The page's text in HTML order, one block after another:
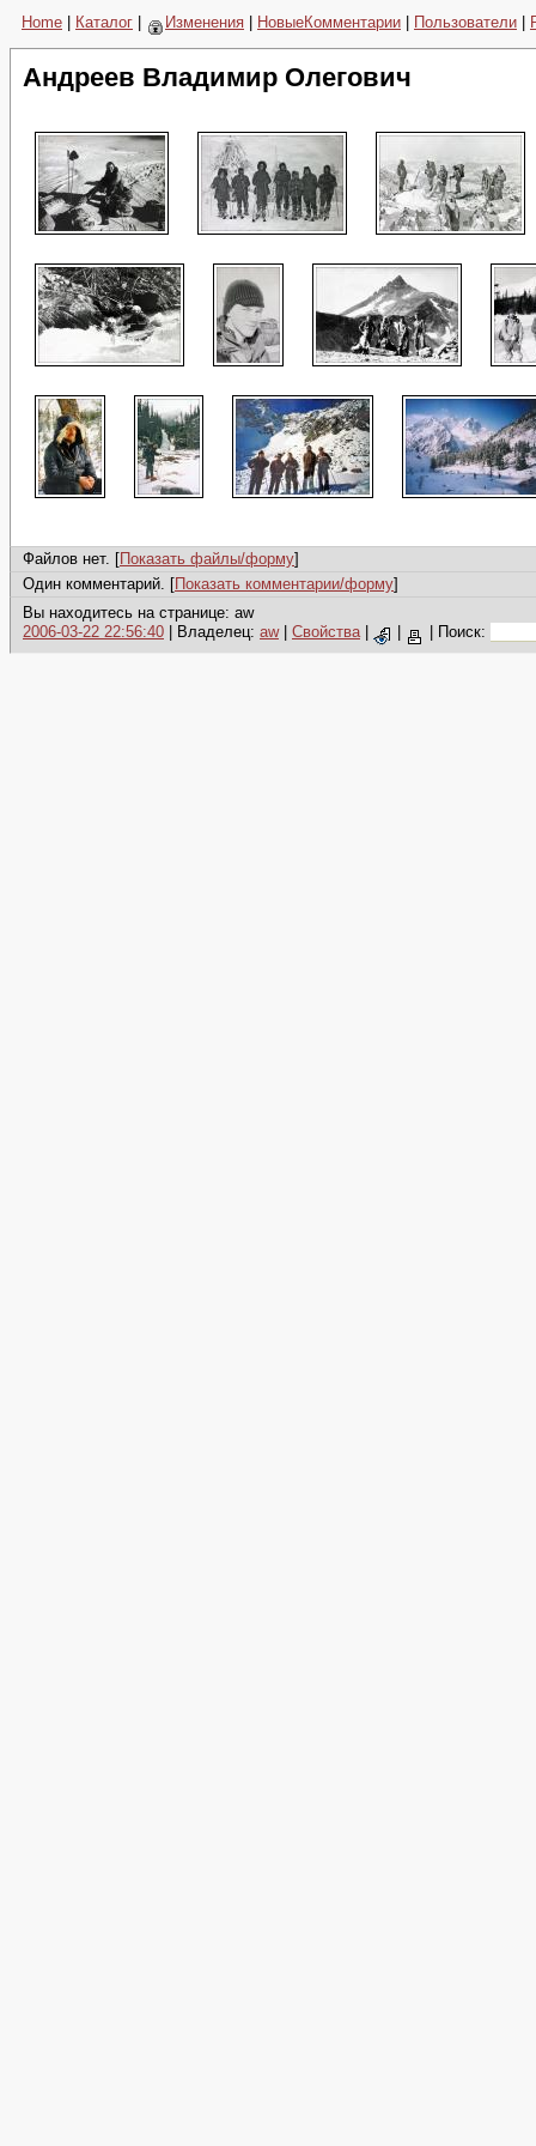
Home Каталог Изменения НовыеКомментарии Пользователи
Андреев Владимир Олегович
Файлов нет. [Показать файлы/форму]
Один комментарий. [Показать комментарии/форму]
Вы находитесь на странице: aw
2006-03-22 22:56:40 | Владелец: aw| Свойства| Поиск: